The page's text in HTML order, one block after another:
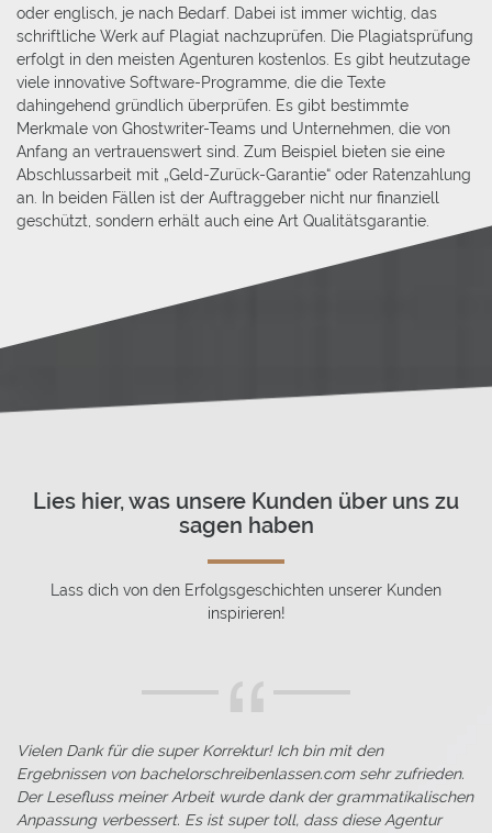
oder englisch, je nach Bedarf. Dabei ist immer wichtig, das
schriftliche Werk auf Plagiat nachzuprüfen. Die Plagiatsprüfung
erfolgt in den meisten Agenturen kostenlos. Es gibt heutzutage
viele innovative Software-Programme, die die Texte
dahingehend gründlich überprüfen. Es gibt bestimmte
Merkmale von Ghostwriter-Teams und Unternehmen, die von
Anfang an vertrauenswert sind. Zum Beispiel bieten sie eine
Abschlussarbeit mit „Geld-Zurück-Garantie“ oder Ratenzahlung
an. In beiden Fällen ist der Auftraggeber nicht nur finanziell
geschützt, sondern erhält auch eine Art Qualitätsgarantie.
Lies hier, was unsere Kunden über uns zu
sagen haben
Lass dich von den Erfolgsgeschichten unserer Kunden
inspirieren!
“
Vielen Dank für die super Korrektur! Ich bin mit den
Ergebnissen von bachelorschreibenlassen.com sehr zufrieden.
Der Lesefluss meiner Arbeit wurde dank der grammatikalischen
Anpassung verbessert. Es ist super toll, dass diese Agentur